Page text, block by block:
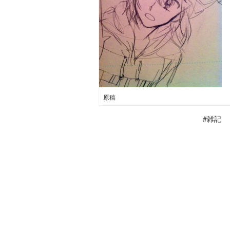
原稿
#雑記